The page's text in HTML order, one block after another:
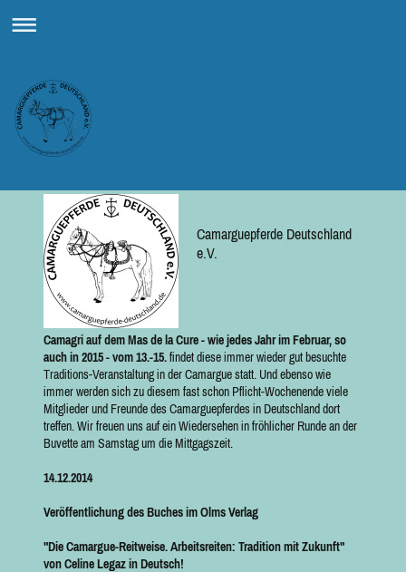
Camarguepferde Deutschland
e.V.
Camagri auf dem Mas de la Cure- wie jedes Jahr im Februar, so
auch in 2015 - vom 13.-15.findet diese immer wieder gut besuchte
Traditions-Veranstaltung in der Camargue statt. Und ebenso wie
immer werden sich zu diesem fast schon Pflicht-Wochenende viele
Mitglieder und Freunde des Camarguepferdes in Deutschland dort
treffen. Wir freuen uns auf ein Wiedersehen in fröhlicher Runde an der
Buvette am Samstag um die Mittgagszeit.
14.12.2014
Veröffentlichung des Buches im Olms Verlag
"Die Camargue-Reitweise. Arbeitsreiten: Tradition mit Zukunft"
von Celine Legaz in Deutsch!